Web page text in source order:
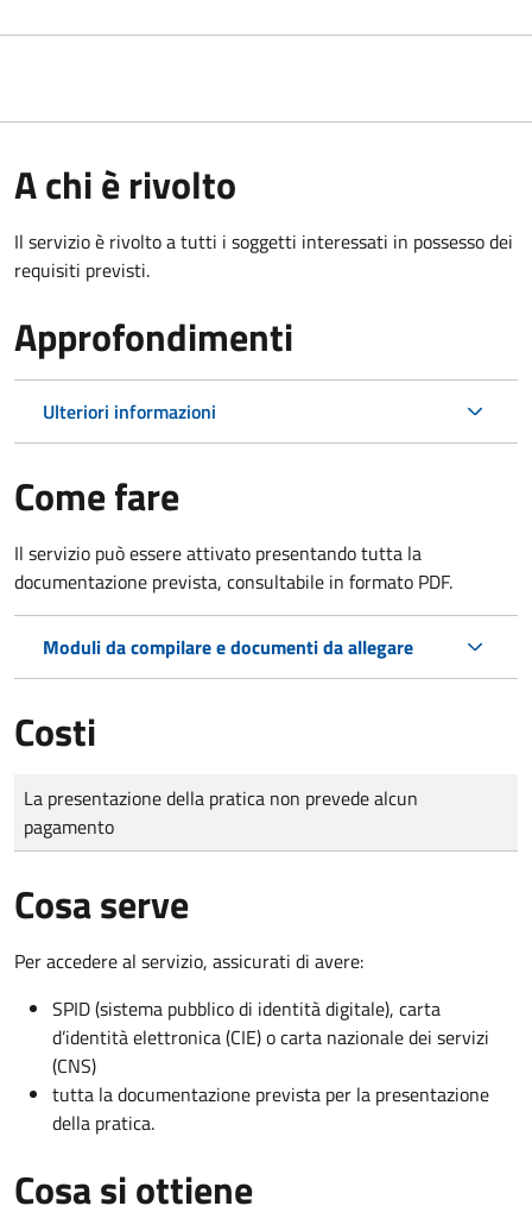
A chi è rivolto
Il servizio è rivolto a tutti i soggetti interessati in possesso dei
requisiti previsti.
Approfondimenti
Ulteriori informazioni
Come fare
Il servizio può essere attivato presentando tutta la
documentazione prevista, consultabile in formato PDF.
Moduli da compilare e documenti da allegare
Costi
Tipo di pagamento
Importo
La presentazione della pratica non prevede alcun
pagamento
Cosa serve
Per accedere al servizio, assicurati di avere:
SPID (sistema pubblico di identità digitale), carta
d’identità elettronica (CIE) o carta nazionale dei servizi
(CNS)
tutta la documentazione prevista per la presentazione
della pratica.
Cosa si ottiene